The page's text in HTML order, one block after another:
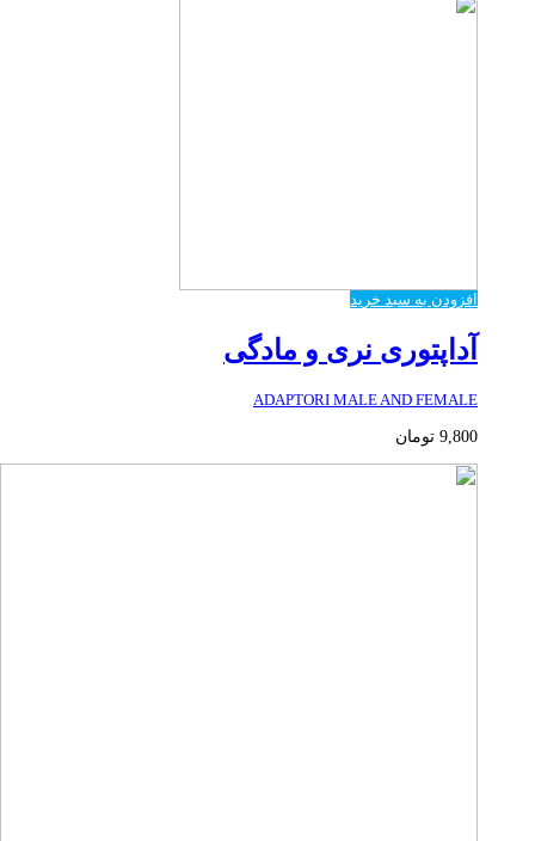
افزودن به سبد خرید
آداپتوری نری و مادگی
ADAPTORI MALE AND FEMALE
9,800 تومان